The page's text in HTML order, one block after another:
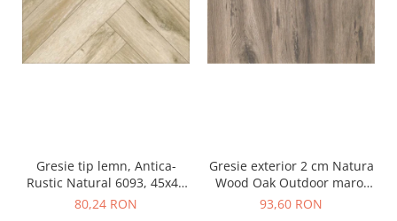
Gresie tip lemn, Antica-
Rustic Natural 6093, 45x45
cm, portelanata, bej, finisaj
80,24 RON
Gresie exterior 2 cm Natura
Wood Oak Outdoor maro,
0.73mp/cut
93,60 RON